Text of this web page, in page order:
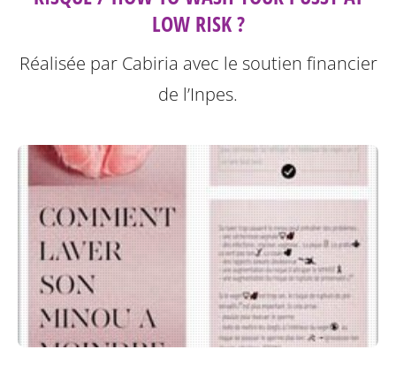
LOW RISK ?
Réalisée par Cabiria avec le soutien financier
de l’Inpes.